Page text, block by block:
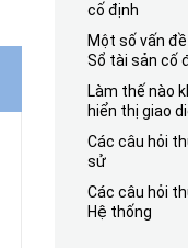
cố định
Một số vấn
Sổ tài sản cố
Làm thế nào
hiển thị giao
Các câu hỏi
sử
Các câu hỏi
Hệ thống